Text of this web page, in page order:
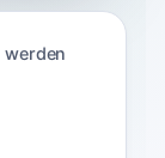
werden